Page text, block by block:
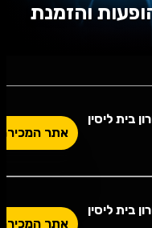
על אירועים
וחשיפה בלעדית
מחובבי התרבות
והזמנת
בית ליסין
אתר המכירה
בית ליסין
אתר המכירה